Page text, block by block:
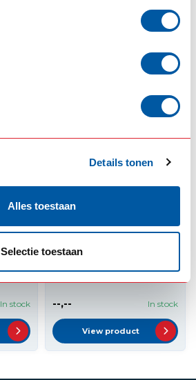
Details tonen
Alles toestaan
Selectie toestaan
In stock
Cartec Interior
Touch 500ml
--,-- In stock
View product